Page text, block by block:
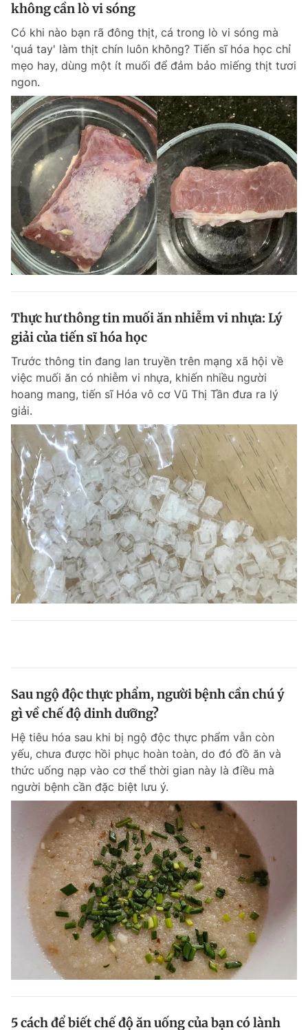
không cần lò vi sóng
Có khi nào bạn rã đông thịt, cá trong lò vi sóng mà
'quá tay' làm thịt chín luôn không? Tiến sĩ hóa học chỉ
mẹo hay, dùng một ít muối để đảm bảo miếng thịt tươi
ngon.
Thực hư thông tin muối ăn nhiễm vi nhựa: Lý
giải của tiến sĩ hóa học
Trước thông tin đang lan truyền trên mạng xã hội về
việc muối ăn có nhiễm vi nhựa, khiến nhiều người
hoang mang, tiến sĩ Hóa vô cơ Vũ Thị Tần đưa ra lý
giải.
Sau ngộ độc thực phẩm, người bệnh cần chú ý
gì về chế độ dinh dưỡng?
Hệ tiêu hóa sau khi bị ngộ độc thực phẩm vẫn còn
yếu, chưa được hồi phục hoàn toàn, do đó đồ ăn và
thức uống nạp vào cơ thể thời gian này là điều mà
người bệnh cần đặc biệt lưu ý.
5 cách để biết chế độ ăn uống của bạn có lành